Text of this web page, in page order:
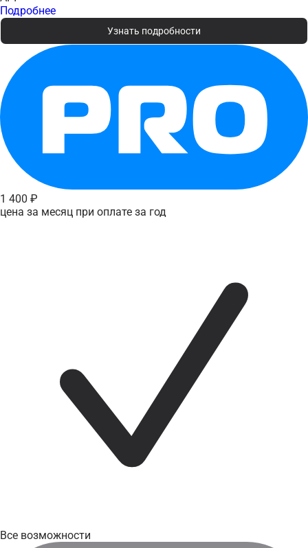
Подробнее
Узнать подробности
1 400 ₽
цена за месяц при оплате за год
Все возможности